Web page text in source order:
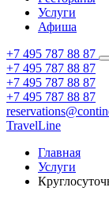
Услуги
Афиша
+7 495 787 88 87
+7 495 787 88 87
+7 495 787 88 87
+7 495 787 88 87
TravelLine
Главная
Услуги